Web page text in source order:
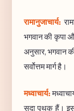
रामानुजाचार्य:
भगवान की कृपा
अनुसार, भगवान
सर्वोत्तम मार्ग है।
मध्वाचार्य:
सदा पृथक हैं। इस